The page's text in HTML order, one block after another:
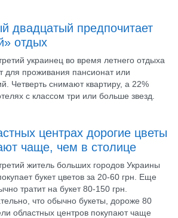
двадцатый предпочитает
отдых
украинец во время летнего отдыха
для проживания пансионат или
Четверть снимают квартиру, а 22%
с классом три или больше звезд.
центрах дорогие цветы
чаще, чем в столице
житель больших городов Украины
букет цветов за 20-60 грн. Еще
тратит на букет 80-150 грн.
что обычно букеты, дороже 80
областных центров покупают чаще